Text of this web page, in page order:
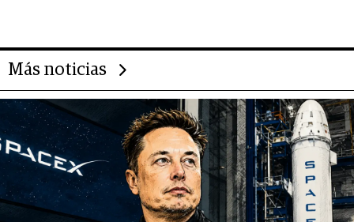
Más noticias